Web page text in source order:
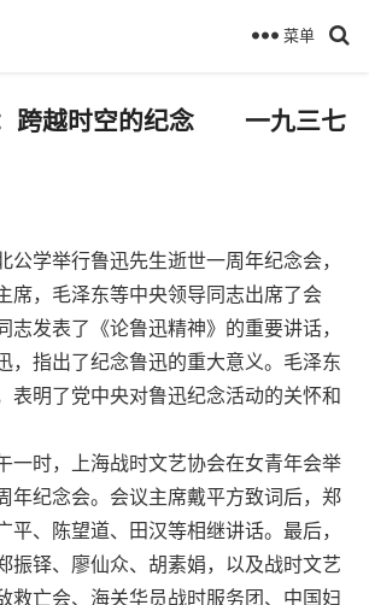
菜单
：跨越时空的纪念 一九三七
学举行鲁迅先生逝世一周年纪念会，
席，毛泽东等中央领导同志出席了会
志发表了《论鲁迅精神》的重要讲话，
，指出了纪念鲁迅的重大意义。毛泽东
表明了党中央对鲁迅纪念活动的关怀和
时，上海战时文艺协会在女青年会举
年纪念会。会议主席戴平方致词后，郑
平、陈望道、田汉等相继讲话。最后，
振铎、廖仙众、胡素娟，以及战时文艺
救亡会、海关华员战时服务团、中国妇